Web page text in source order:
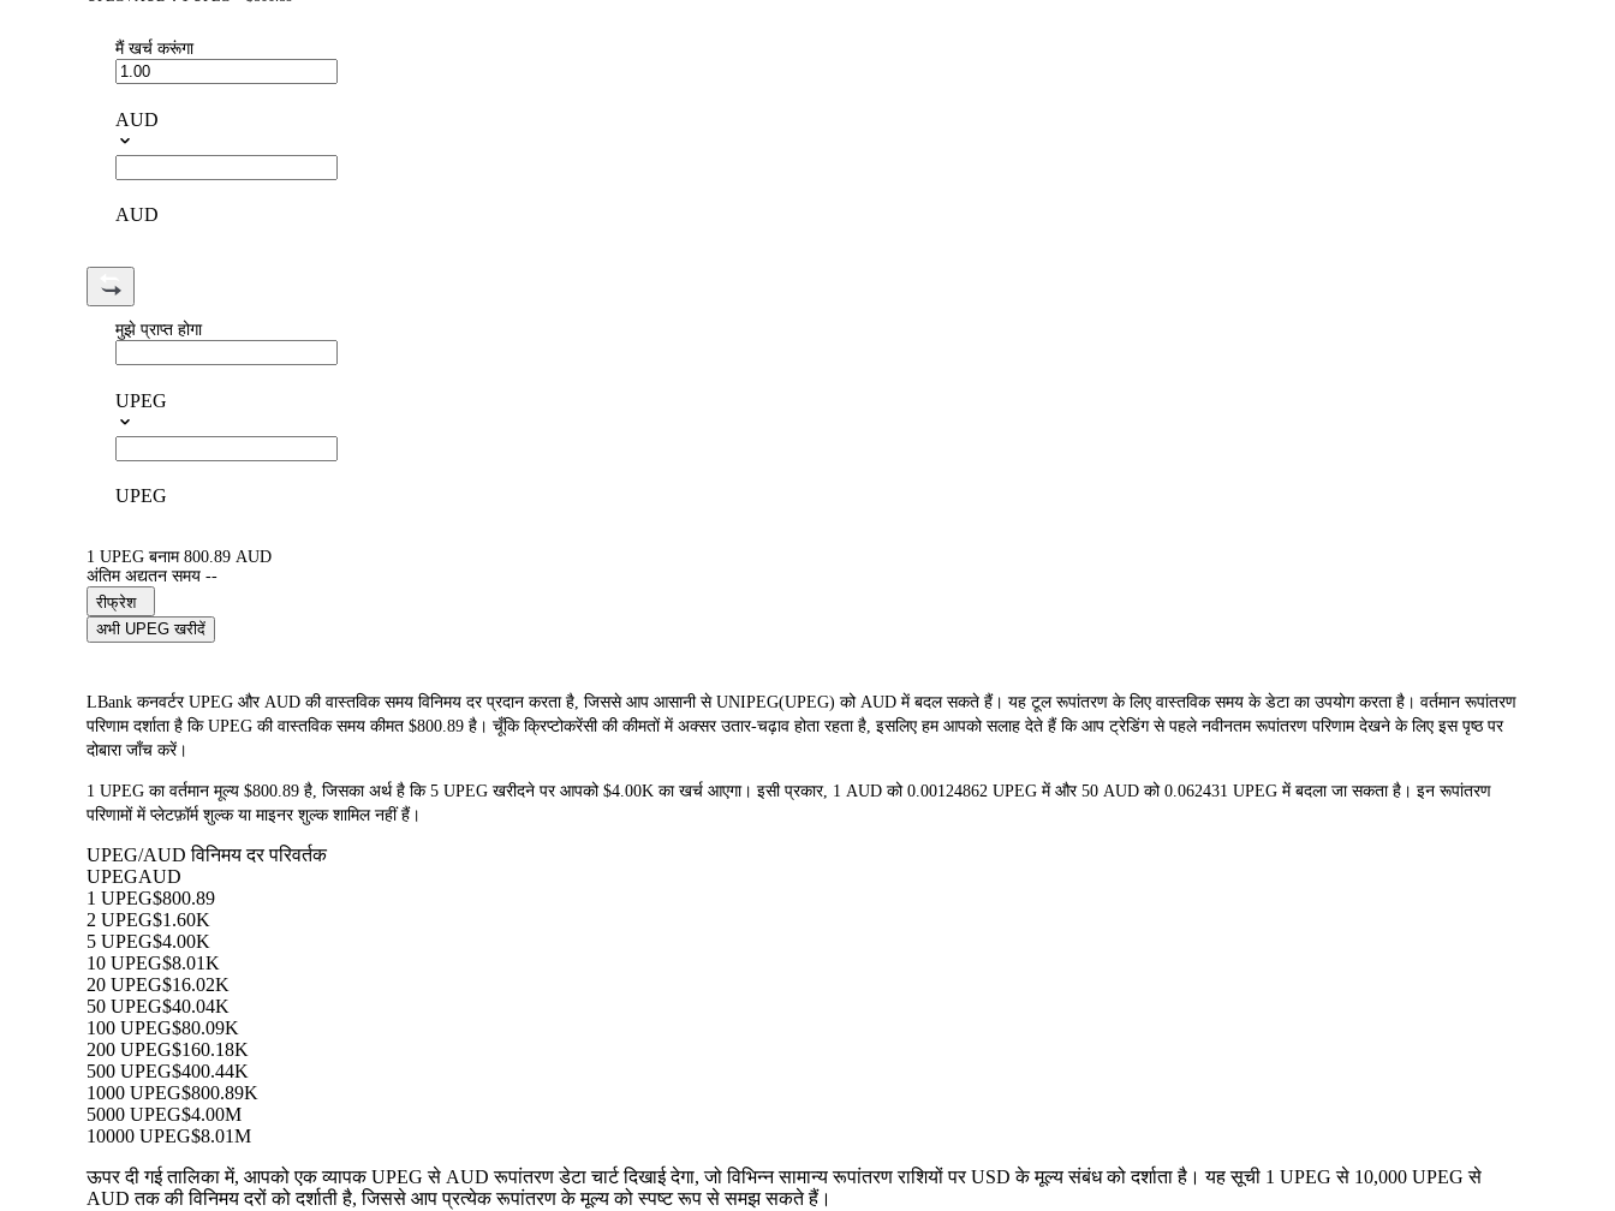
मैं खर्च करूंगा
AUD
AUD
मुझे प्राप्त होगा
UPEG
UPEG
1 UPEG बनाम 800.89 AUD
अंतिम अद्यतन समय --
रीफ्रेश
अभी UPEG खरीदें
LBank कनवर्टर UPEG और AUD की वास्तविक समय विनिमय दर प्रदान करता है, जिससे आप आसानी से UNIPEG(UPEG) को AUD में बदल सकते हैं। यह टूल रूपांतरण के लिए वास्तविक समय के डेटा का उपयोग करता है। वर्तमान रूपांतरण
परिणाम दर्शाता है कि UPEG की वास्तविक समय कीमत $800.89 है। चूँकि क्रिप्टोकरेंसी की कीमतों में अक्सर उतार-चढ़ाव होता रहता है, इसलिए हम आपको सलाह देते हैं कि आप ट्रेडिंग से पहले नवीनतम रूपांतरण परिणाम देखने के लिए इस पृष्ठ पर
दोबारा जाँच करें।
1 UPEG का वर्तमान मूल्य $800.89 है, जिसका अर्थ है कि 5 UPEG खरीदने पर आपको $4.00K का खर्च आएगा। इसी प्रकार, 1 AUD को 0.00124862 UPEG में और 50 AUD को 0.062431 UPEG में बदला जा सकता है। इन रूपांतरण
परिणामों में प्लेटफ़ॉर्म शुल्क या माइनर शुल्क शामिल नहीं हैं।
UPEG/AUD विनिमय दर परिवर्तक
UPEGAUD
1 UPEG$800.89
2 UPEG$1.60K
5 UPEG$4.00K
10 UPEG$8.01K
20 UPEG$16.02K
50 UPEG$40.04K
100 UPEG$80.09K
200 UPEG$160.18K
500 UPEG$400.44K
1000 UPEG$800.89K
5000 UPEG$4.00M
10000 UPEG$8.01M
ऊपर दी गई तालिका में, आपको एक व्यापक UPEG से AUD रूपांतरण डेटा चार्ट दिखाई देगा, जो विभिन्न सामान्य रूपांतरण राशियों पर USD के मूल्य संबंध को दर्शाता है। यह सूची 1 UPEG से 10,000 UPEG से
AUD तक की विनिमय दरों को दर्शाती है, जिससे आप प्रत्येक रूपांतरण के मूल्य को स्पष्ट रूप से समझ सकते हैं।